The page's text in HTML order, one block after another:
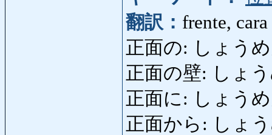
翻訳： frente, cara
正面の: しょう
正面の壁: しょ
正面に: しょう
正面から: しょう